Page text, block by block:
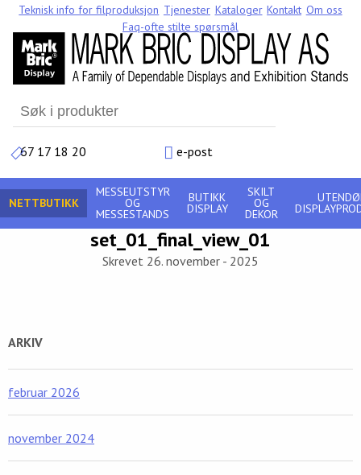
Search
for:
67 17 18 20
e-post
Teknisk info for filproduksjon Tjenester Kataloger Kontakt Om oss
Faq-ofte stilte spørsmål
NETTBUTIKK
MESSEUTSTYR
OG
MESSESTANDS
BUTIKK
DISPLAY
SKILT
OG
DEKOR
set_01_final_view_01
Skrevet 26. november - 2025
ARKIV
februar 2026
november 2024